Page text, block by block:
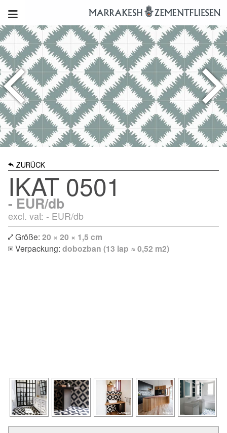
ZURÜCK
IKAT 0501
- EUR/db
excl. vat: - EUR/db
Größe: 20 × 20 × 1,5 cm
Verpackung: dobozban (13 lap ≈ 0,52 m2)